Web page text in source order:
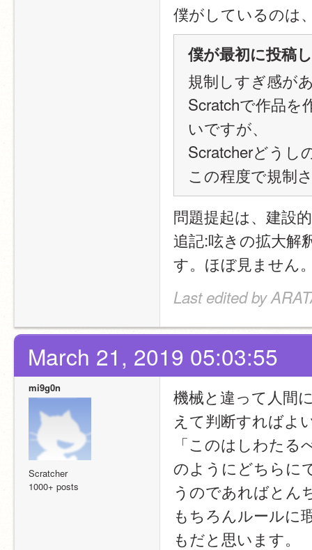
僕がしているのは
僕が最初に投稿
規制しすぎ感が
Scratchで作品を
いですが、
Scratcherどうし
この程度で規制
問題提起は、建設
追記:呟きの拡大解
す。ほぼ見ません
Last edited by
March 21, 2019 05:03:55
mi9g0n
Scratcher
1000+ posts
機械と違って人間
えて判断すればよ
「このはしわたる
のようにどちらに
うのであればとん
もちろんルールに
もだと思います。